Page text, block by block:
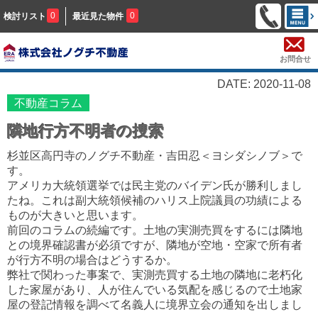
検討リスト 0 最近見た物件 0
お問合せ
DATE: 2020-11-08
不動産コラム
隣地行方不明者の捜索
杉並区高円寺のノグチ不動産・吉田忍＜ヨシダシノブ＞で
す。
アメリカ大統領選挙では民主党のバイデン氏が勝利しまし
たね。これは副大統領候補のハリス上院議員の功績による
ものが大きいと思います。
前回のコラムの続編です。土地の実測売買をするには隣地
との境界確認書が必須ですが、隣地が空地・空家で所有者
が行方不明の場合はどうするか。
弊社で関わった事案で、実測売買する土地の隣地に老朽化
した家屋があり、人が住んでいる気配を感じるので土地家
屋の登記情報を調べて名義人に境界立会の通知を出しまし